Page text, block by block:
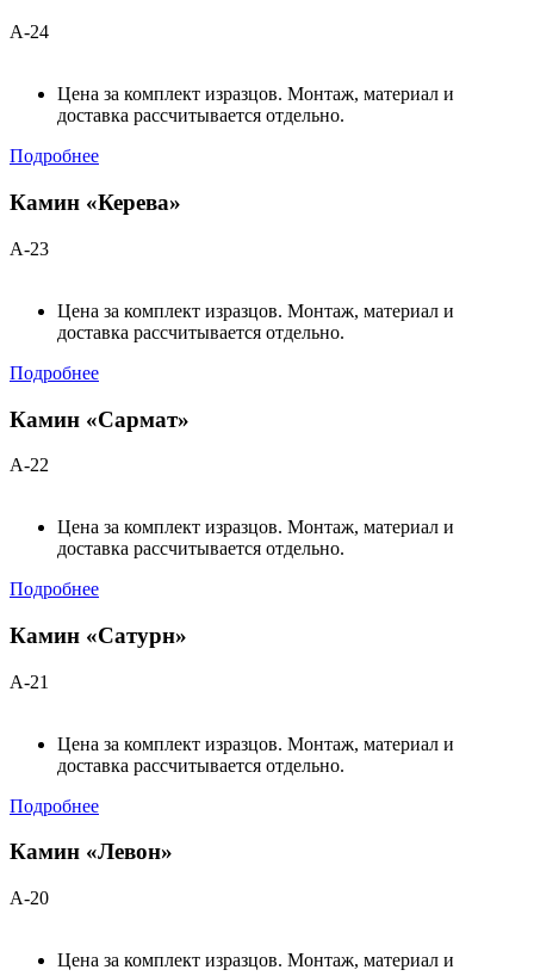
А-24
Цена за комплект изразцов. Монтаж, материал и
доставка рассчитывается отдельно.
Подробнее
Камин «Керева»
А-23
Цена за комплект изразцов. Монтаж, материал и
доставка рассчитывается отдельно.
Подробнее
Камин «Сармат»
А-22
Цена за комплект изразцов. Монтаж, материал и
доставка рассчитывается отдельно.
Подробнее
Камин «Сатурн»
А-21
Цена за комплект изразцов. Монтаж, материал и
доставка рассчитывается отдельно.
Подробнее
Камин «Левон»
А-20
Цена за комплект изразцов. Монтаж, материал и